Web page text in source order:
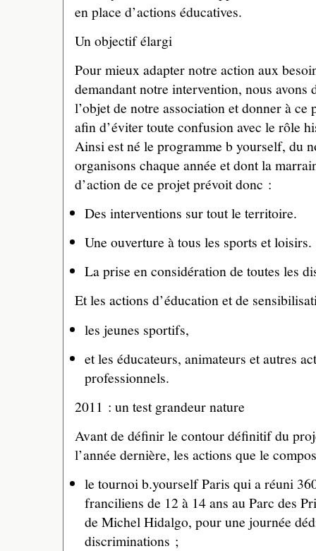
en place d’actions éducatives.
Un objectif élargi
Pour mieux adapter notre action aux
demandant notre intervention, nous avons
l’objet de notre association et donner à
afin d’éviter toute confusion avec le rôle
Ainsi est né le programme b yourself, du
organisons chaque année et dont la
d’action de ce projet prévoit donc :
Des interventions sur tout le territoire.
Une ouverture à tous les sports et loisirs.
La prise en considération de toutes les
Et les actions d’éducation et de
les jeunes sportifs,
et les éducateurs, animateurs et autres
professionnels.
2011 : un test grandeur nature
Avant de définir le contour définitif du
l’année dernière, les actions que le
le tournoi b.yourself Paris qui a réuni
franciliens de 12 à 14 ans au Parc des
de Michel Hidalgo, pour une journée
discriminations ;